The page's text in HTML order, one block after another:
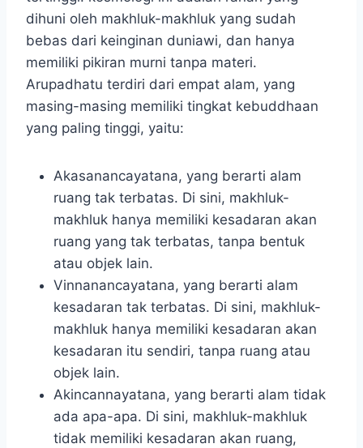
dihuni oleh makhluk-makhluk yang sudah
bebas dari keinginan duniawi, dan hanya
memiliki pikiran murni tanpa materi.
Arupadhatu terdiri dari empat alam, yang
masing-masing memiliki tingkat kebuddhaan
yang paling tinggi, yaitu:
Akasanancayatana, yang berarti alam
ruang tak terbatas. Di sini, makhluk-
makhluk hanya memiliki kesadaran akan
ruang yang tak terbatas, tanpa bentuk
atau objek lain.
Vinnanancayatana, yang berarti alam
kesadaran tak terbatas. Di sini, makhluk-
makhluk hanya memiliki kesadaran akan
kesadaran itu sendiri, tanpa ruang atau
objek lain.
Akincannayatana, yang berarti alam tidak
ada apa-apa. Di sini, makhluk-makhluk
tidak memiliki kesadaran akan ruang,